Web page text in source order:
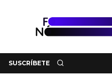
SUSCRÍBETE